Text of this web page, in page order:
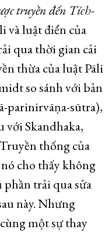
truyền đến Tích-
và luật điển của
qua thời gian cải
thừa của luật Pāli
so sánh với bản
parinirvāṇa-sūtra),
với Skandhaka,
thống của
cho thấy không
trải qua sửa
này. Nhưng
một sự thay